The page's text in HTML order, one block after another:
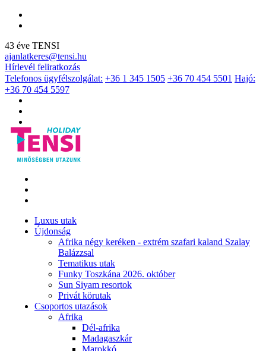
43 éve TENSI
ajanlatkeres@tensi.hu
Hírlevél feliratkozás
Telefonos ügyfélszolgálat: +36 1 345 1505 +36 70 454 5501 Hajó:
+36 70 454 5597
Luxus utak
Újdonság
Afrika négy keréken - extrém szafari kaland Szalay
Balázzsal
Tematikus utak
Funky Toszkána 2026. október
Sun Siyam resortok
Privát körutak
Csoportos utazások
Afrika
Dél-afrika
Madagaszkár
Marokkó